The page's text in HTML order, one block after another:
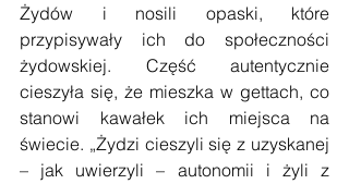
Żydów i nosili opaski, które
przypisywały ich do społeczności
żydowskiej. Część autentycznie
cieszyła się, że mieszka w gettach, co
stanowi kawałek ich miejsca na
świecie. „Żydzi cieszyli się z uzyskanej
– jak uwierzyli – autonomii i żyli z